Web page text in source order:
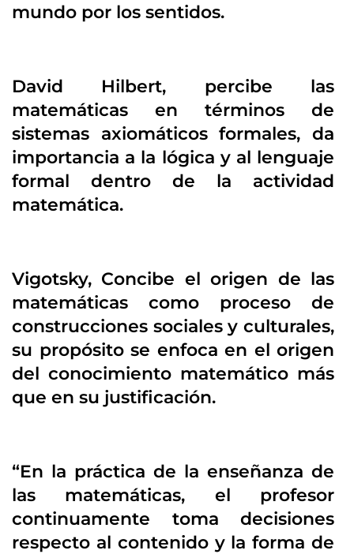
mundo por los sentidos.
David Hilbert, percibe las
matemáticas en términos de
sistemas axiomáticos formales, da
importancia a la lógica y al lenguaje
formal dentro de la actividad
matemática.
Vigotsky, Concibe el origen de las
matemáticas como proceso de
construcciones sociales y culturales,
su propósito se enfoca en el origen
del conocimiento matemático más
que en su justificación.
“En la práctica de la enseñanza de
las matemáticas, el profesor
continuamente toma decisiones
respecto al contenido y la forma de